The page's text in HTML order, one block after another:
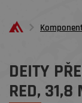
DEITY
RED, 31,8